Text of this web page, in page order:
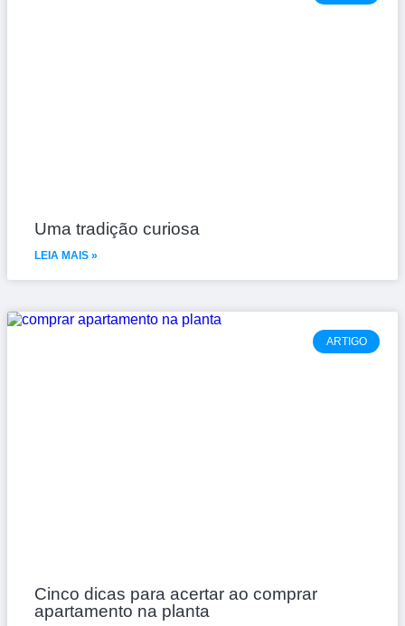
Uma tradição curiosa
LEIA MAIS »
ARTIGO
Cinco dicas para acertar ao comprar
apartamento na planta